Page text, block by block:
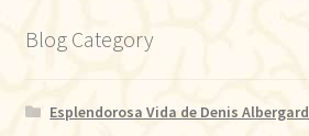
Blog Category
Esplendorosa Vida de Denis Albergard